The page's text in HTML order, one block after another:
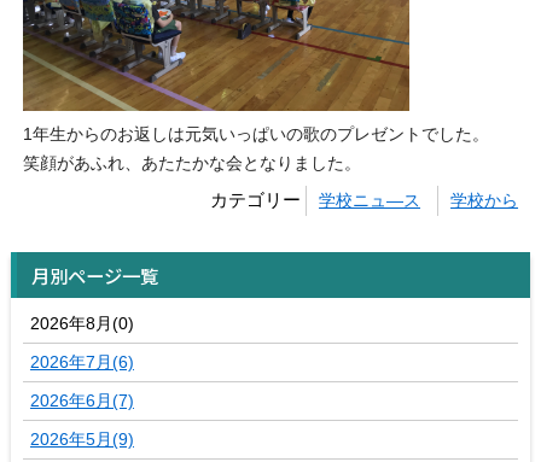
1年生からのお返しは元気いっぱいの歌のプレゼントでした。
笑顔があふれ、あたたかな会となりました。
カテゴリー 学校ニュ―ス 学校から
月別ページ一覧
2026年8月(0)
2026年7月(6)
2026年6月(7)
2026年5月(9)